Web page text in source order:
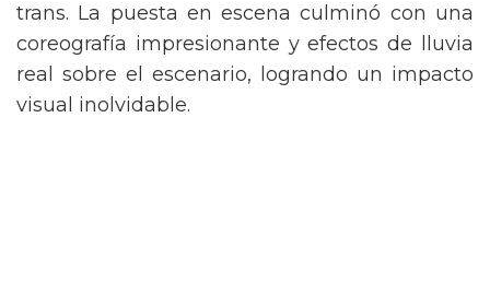
trans. La puesta en escena culminó con una
coreografía impresionante y efectos de lluvia
real sobre el escenario, logrando un impacto
visual inolvidable.